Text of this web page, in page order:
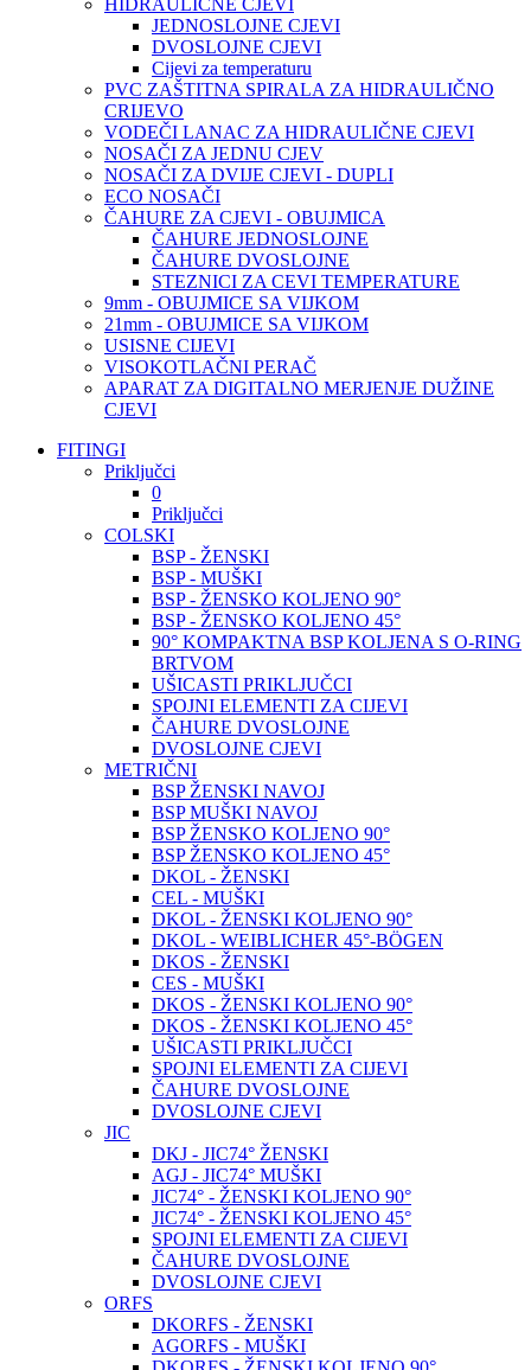
HIDRAULIČNE CJEVI
JEDNOSLOJNE CJEVI
DVOSLOJNE CJEVI
Cijevi za temperaturu
PVC ZAŠTITNA SPIRALA ZA HIDRAULIČNO
CRIJEVO
VODEČI LANAC ZA HIDRAULIČNE CJEVI
NOSAČI ZA JEDNU CJEV
NOSAČI ZA DVIJE CJEVI - DUPLI
ECO NOSAČI
ČAHURE ZA CJEVI - OBUJMICA
ČAHURE JEDNOSLOJNE
ČAHURE DVOSLOJNE
STEZNICI ZA CEVI TEMPERATURE
9mm - OBUJMICE SA VIJKOM
21mm - OBUJMICE SA VIJKOM
USISNE CIJEVI
VISOKOTLAČNI PERAČ
APARAT ZA DIGITALNO MERJENJE DUŽINE
CJEVI
FITINGI
Priključci
0
Priključci
COLSKI
BSP - ŽENSKI
BSP - MUŠKI
BSP - ŽENSKO KOLJENO 90°
BSP - ŽENSKO KOLJENO 45°
90° KOMPAKTNA BSP KOLJENA S O-RING
BRTVOM
UŠICASTI PRIKLJUČCI
SPOJNI ELEMENTI ZA CIJEVI
ČAHURE DVOSLOJNE
DVOSLOJNE CJEVI
METRIČNI
BSP ŽENSKI NAVOJ
BSP MUŠKI NAVOJ
BSP ŽENSKO KOLJENO 90°
BSP ŽENSKO KOLJENO 45°
DKOL - ŽENSKI
CEL - MUŠKI
DKOL - ŽENSKI KOLJENO 90°
DKOL - WEIBLICHER 45°-BÖGEN
DKOS - ŽENSKI
CES - MUŠKI
DKOS - ŽENSKI KOLJENO 90°
DKOS - ŽENSKI KOLJENO 45°
UŠICASTI PRIKLJUČCI
SPOJNI ELEMENTI ZA CIJEVI
ČAHURE DVOSLOJNE
DVOSLOJNE CJEVI
JIC
DKJ - JIC74° ŽENSKI
AGJ - JIC74° MUŠKI
JIC74° - ŽENSKI KOLJENO 90°
JIC74° - ŽENSKI KOLJENO 45°
SPOJNI ELEMENTI ZA CIJEVI
ČAHURE DVOSLOJNE
DVOSLOJNE CJEVI
ORFS
DKORFS - ŽENSKI
AGORFS - MUŠKI